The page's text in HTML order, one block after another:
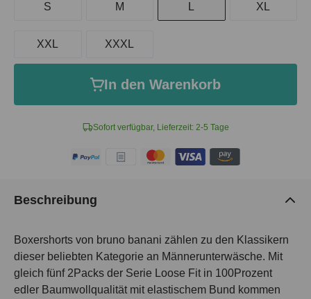
Sofort verfügbar, Lieferzeit: 2-5 Tage
S M L XL
XXL XXXL
In den Warenkorb
Beschreibung
Boxershorts von bruno banani zählen zu den Klassikern
dieser beliebten Kategorie an Männerunterwäsche. Mit
gleich fünf 2Packs der Serie Loose Fit in 100Prozent
edler Baumwollqualität mit elastischem Bund kommen